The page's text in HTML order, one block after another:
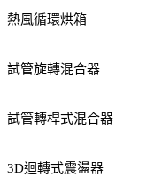
熱風循環烘箱
試管旋轉混合器
試管轉桿式混合器
3D迴轉式震盪器